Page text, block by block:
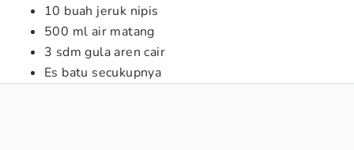
10 buah jeruk nipis
500 ml air matang
3 sdm gula aren cair
Es batu secukupnya